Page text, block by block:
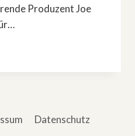
Produzent Joe
Datenschutz